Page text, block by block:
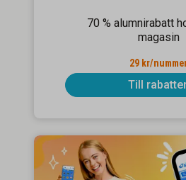
70 % alumnirabatt
magasin
29 kr/
Till